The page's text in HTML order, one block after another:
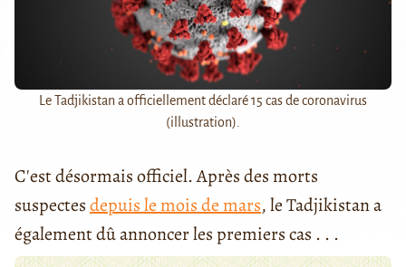
Le Tadjikistan a officiellement déclaré 15 cas de coronavirus
(illustration).
C'est désormais officiel. Après des morts
suspectesdepuis le mois de mars, le Tadjikistan a
également dû annoncer les premiers cas . . .